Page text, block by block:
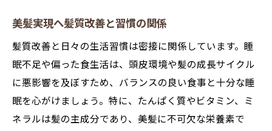
髪質改善とサロンの協力で美髪を守る
美髪実現へ髪質改善と習慣の関係
髪質改善と日々の生活習慣は密接に関係しています。睡
眠不足や偏った食生活は、頭皮環境や髪の成長サイクル
に悪影響を及ぼすため、バランスの良い食事と十分な睡
眠を心がけましょう。特に、たんぱく質やビタミン、ミ
ネラルは髪の主成分であり、美髪に不可欠な栄養素で